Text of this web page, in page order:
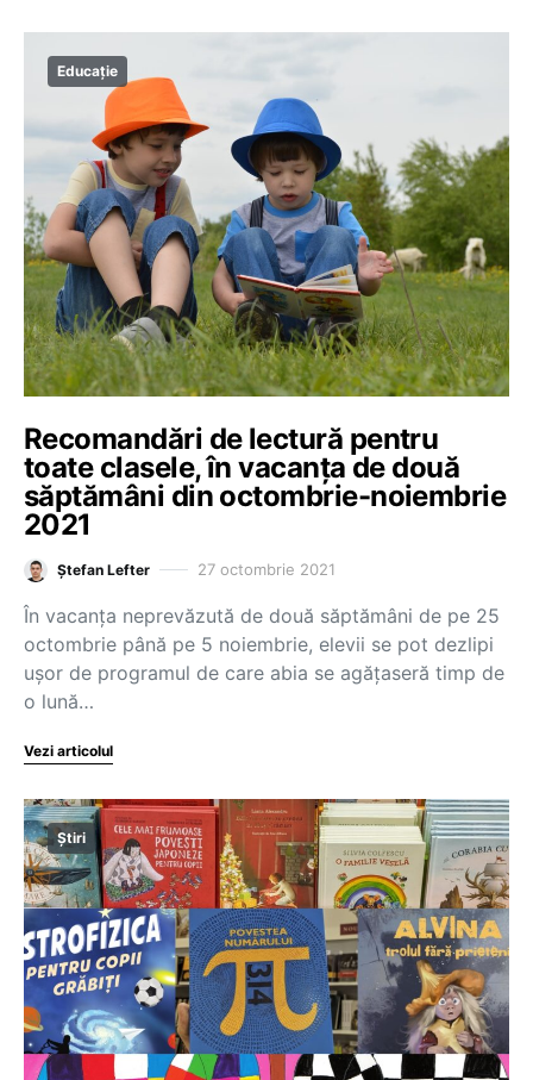
Educație
Recomandări de lectură pentru
toate clasele, în vacanța de două
săptămâni din octombrie-noiembrie
2021
Ștefan Lefter 27 octombrie 2021
În vacanța neprevăzută de două săptămâni de pe 25
octombrie până pe 5 noiembrie, elevii se pot dezlipi
ușor de programul de care abia se agățaseră timp de
o lună…
Vezi articolul
Știri